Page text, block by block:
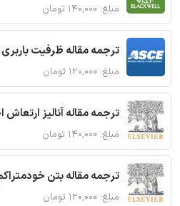
مبلغ: ۱۴۰,۰۰۰ تومان
ترجمه مقاله ظرفیت
مبلغ: ۱۲۰,۰۰۰ تومان
ترجمه مقاله آنالیز
مبلغ: ۱۴۰,۰۰۰ تومان
ترجمه مقاله بتن خودمتراکم
مبلغ: ۱۲۰,۰۰۰ تومان